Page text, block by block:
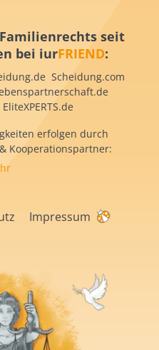
seit
bei iurFRIEND:
Scheidung.com
erfolgen durch
Kooperationspartner:
Impressum